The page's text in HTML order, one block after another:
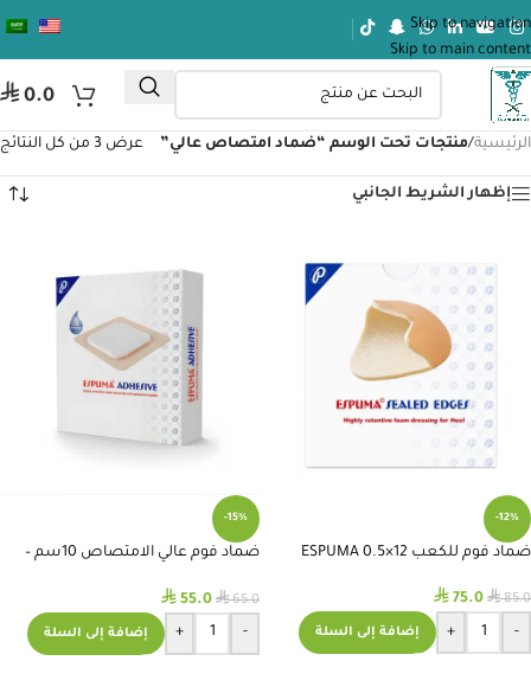
Skip to navigation
Skip to main content
⃁ 0.0
الرئيسية/منتجات تحت الوسم “ضماد امتصاص عالي” عرض ⁦3⁩ من كل النتائج
إظهار الشريط الجانبي
-12%
ضماد فوم للكعب ESPUMA 0.5×12
⃁85.0
⃁ 75.0
-
+ إضافة إلى السلة
-15%
ضماد فوم عالي الامتصاص 10سم –
⃁65.0
⃁ 55.0
-
+ إضافة إلى السلة